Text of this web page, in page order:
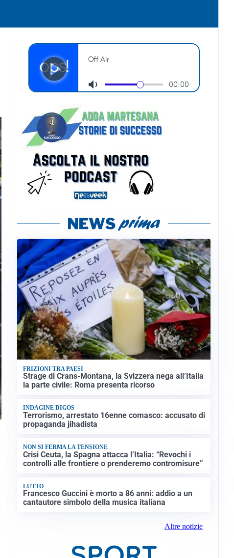
FRIZIONI TRA PAESI
Strage di Crans-Montana, la Svizzera nega all’Italia
la parte civile: Roma presenta ricorso
INDAGINE DIGOS
Terrorismo, arrestato 16enne comasco: accusato di
propaganda jihadista
NON SI FERMA LA TENSIONE
Crisi Ceuta, la Spagna attacca l’Italia: “Revochi i
controlli alle frontiere o prenderemo contromisure”
LUTTO
Francesco Guccini è morto a 86 anni: addio a un
cantautore simbolo della musica italiana
Altre notizie